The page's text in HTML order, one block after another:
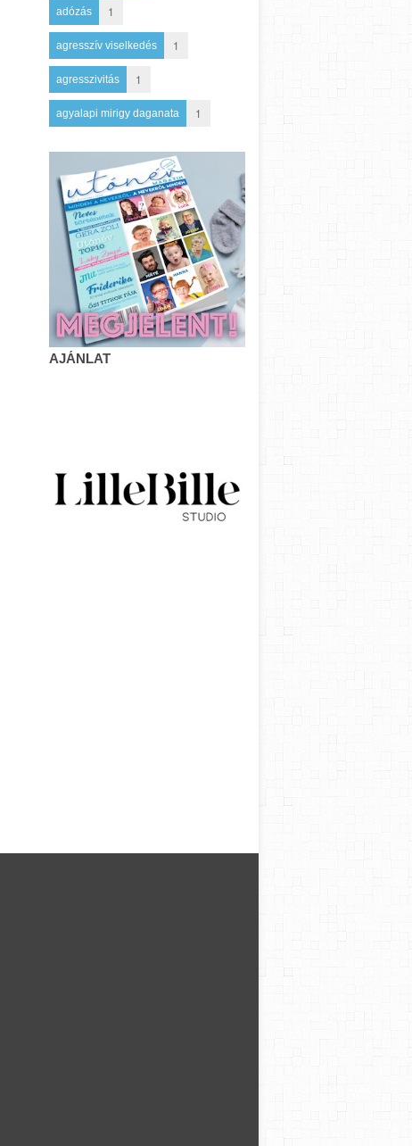
adózás 1
agresszív viselkedés 1
agresszivitás 1
agyalapi mirigy daganata 1
AJÁNLAT